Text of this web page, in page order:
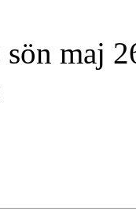
sön maj